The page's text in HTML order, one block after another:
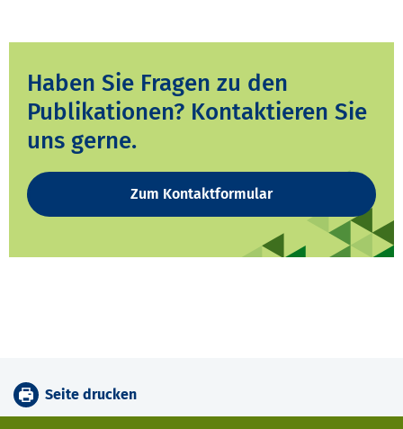
Haben Sie Fragen zu den
Publikationen? Kontaktieren Sie
uns gerne.
Zum Kontaktformular
Seite drucken